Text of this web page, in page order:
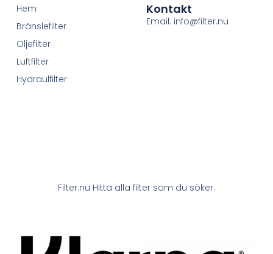
Filter.nu Hitta alla filter som du söker.
Hem
Bränslefilter
Oljefilter
Luftfilter
Hydraulfilter
Kontakt
Email: info@filter.nu